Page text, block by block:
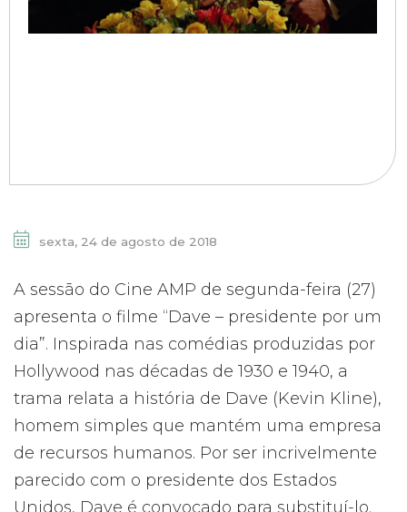
sexta, 24 de agosto de 2018
A sessão do Cine AMP de segunda-feira (27)
apresenta o filme “Dave – presidente por um
dia”. Inspirada nas comédias produzidas por
Hollywood nas décadas de 1930 e 1940, a
trama relata a história de Dave (Kevin Kline),
homem simples que mantém uma empresa
de recursos humanos. Por ser incrivelmente
parecido com o presidente dos Estados
Unidos, Dave é convocado para substituí-lo.